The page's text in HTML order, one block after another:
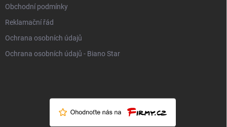
Obchodní podmínky
Reklamační řád
Ochrana osobních údajů
Ochrana osobních údajů - Biano Star